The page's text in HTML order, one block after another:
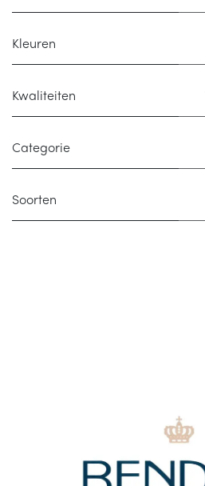
Kleuren
Kwaliteiten
Categorie
Soorten